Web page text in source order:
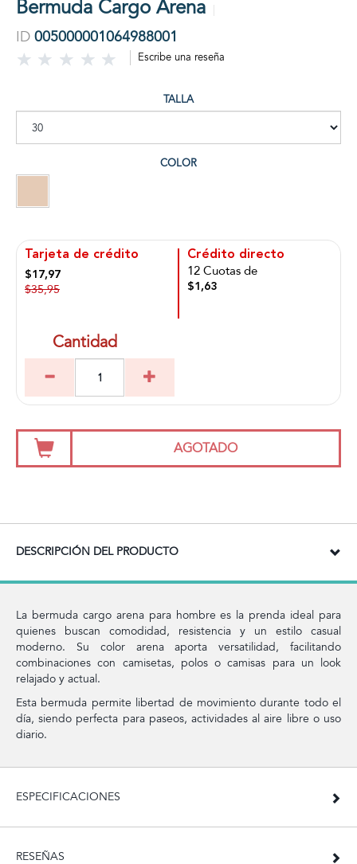
Bermuda Cargo Arena
ID 005000001064988001
Escribe una reseña
TALLA
COLOR
Tarjeta de crédito
$17,97
$35,95
Crédito directo
12 Cuotas de
$1,63
Cantidad
AGOTADO
DESCRIPCIÓN DEL PRODUCTO
La bermuda cargo arena para hombre es la prenda ideal para
quienes buscan comodidad, resistencia y un estilo casual
moderno. Su color arena aporta versatilidad, facilitando
combinaciones con camisetas, polos o camisas para un look
relajado y actual.
Esta bermuda permite libertad de movimiento durante todo el
día, siendo perfecta para paseos, actividades al aire libre o uso
diario.
ESPECIFICACIONES
RESEÑAS